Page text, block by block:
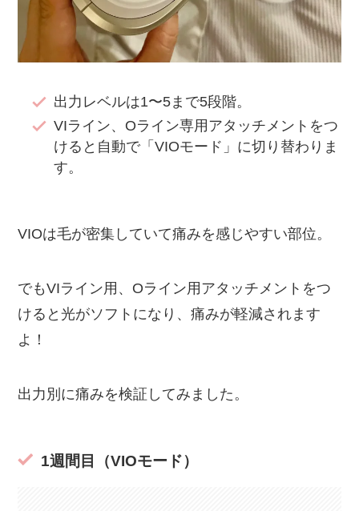
出力レベルは1〜5まで5段階。
VIライン、Oライン専用アタッチメントをつ
けると自動で「VIOモード」に切り替わりま
す。
VIOは毛が密集していて痛みを感じやすい部位。
でもVIライン用、Oライン用アタッチメントをつ
けると光がソフトになり、痛みが軽減されます
よ！
出力別に痛みを検証してみました。
1週間目（VIOモード）